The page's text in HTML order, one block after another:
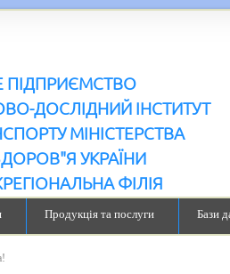
ПІДПРИЄМСТВО
ДОСЛІДНИЙ ІНСТИТУТ
МІНІСТЕРСТВА
УКРАЇНИ
ФІЛІЯ
служба
Продукція та послуги Бази